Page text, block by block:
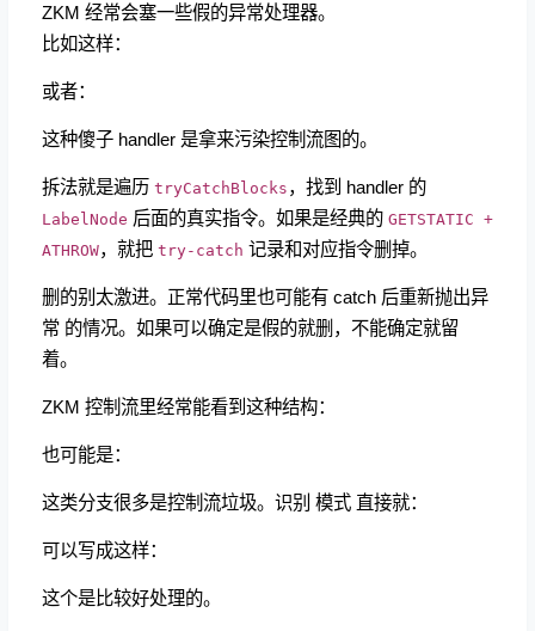
ZKM 经常会塞一些假的异常处理器。
比如这样：
或者：
这种傻子 handler 是拿来污染控制流图的。
拆法就是遍历 tryCatchBlocks，找到 handler 的
LabelNode 后面的真实指令。如果是经典的 GETSTATIC +
ATHROW，就把 try-catch 记录和对应指令删掉。
删的别太激进。正常代码里也可能有 catch 后重新抛出异
常 的情况。如果可以确定是假的就删，不能确定就留
着。
ZKM 控制流里经常能看到这种结构：
也可能是：
这类分支很多是控制流垃圾。识别 模式 直接就：
可以写成这样：
这个是比较好处理的。